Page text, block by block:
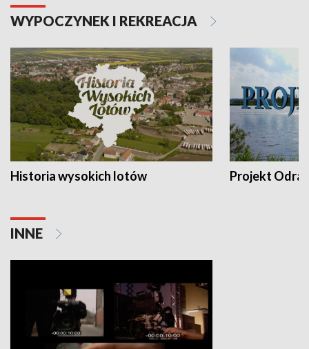
WYPOCZYNEK I REKREACJA
Historia wysokich lotów Projekt Odra
INNE